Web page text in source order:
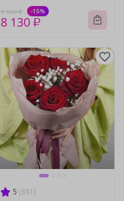
9 560 ₽ -15%
8 130 ₽
5 (861)